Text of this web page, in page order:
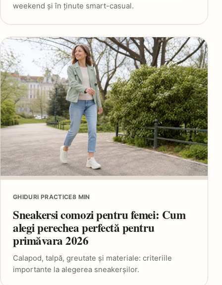
weekend și în ținute smart-casual.
GHIDURI PRACTICE8 MIN
Sneakersi comozi pentru femei: Cum
alegi perechea perfectă pentru
primăvara 2026
Calapod, talpă, greutate și materiale: criteriile
importante la alegerea sneakerșilor.